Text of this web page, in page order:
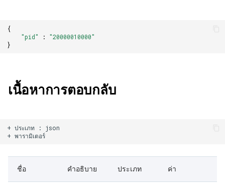
{
"pid"
:
"20000010000"
}
เนื้อหาการตอบกลับ
+ ประเภท : json
ชื่อ คำอธิบาย ประเภท ค่า